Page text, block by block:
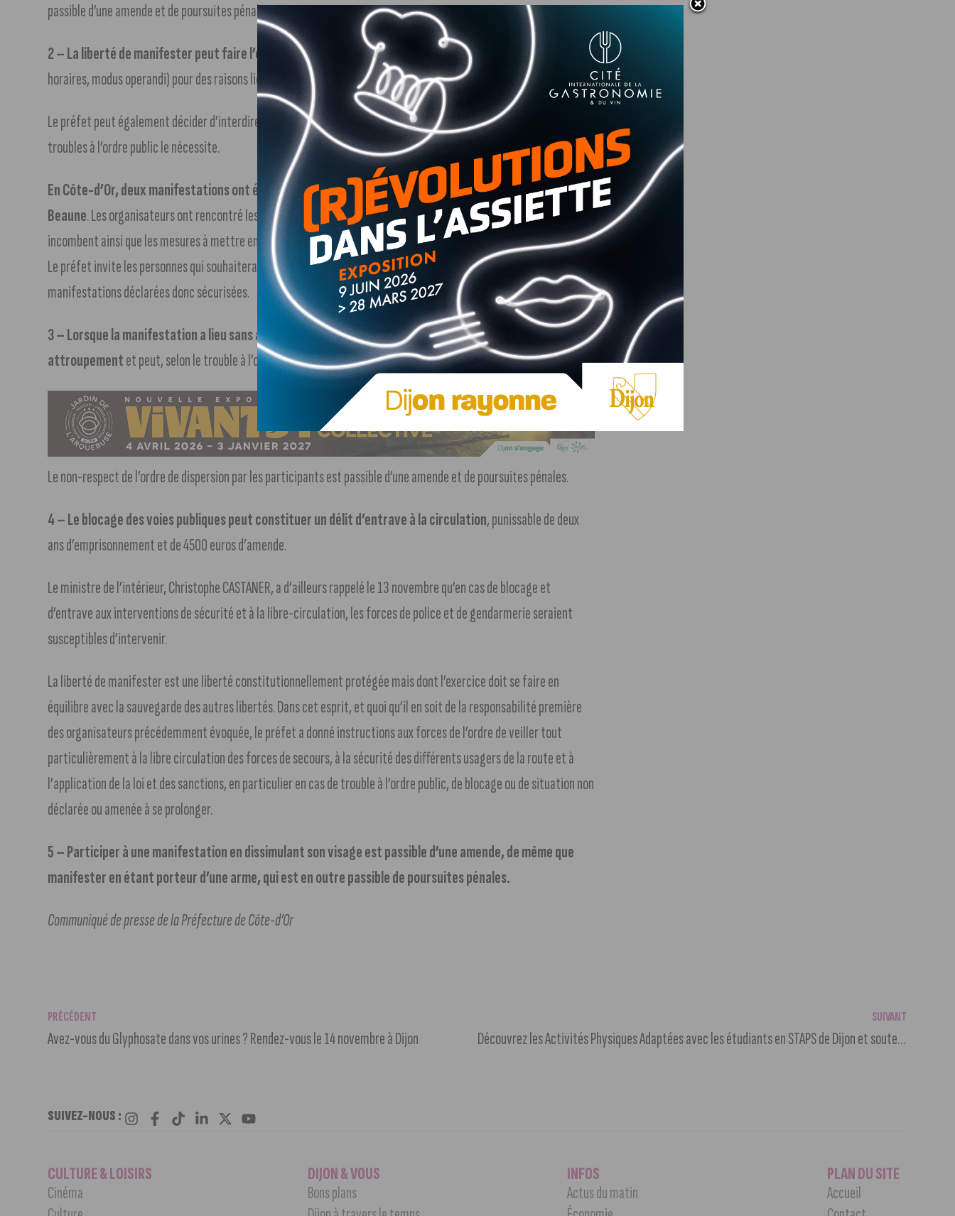
passible d’une amende et de poursuites pénales.
2 – La liberté de manifester peut faire l’objet d’un encadrement par les autorités publiques
(lieux,
horaires, modus operandi) pour des raisons liées au risque de troubles à l’ordre public.
Le préfet peut également décider d’interdire une manifestation ou de demander sa dispersion si le risque de
troubles à l’ordre public le nécessite.
En Côte-d’Or, deux manifestations ont été déclarées et autorisées : celle de Dijon(rocade) et celle de
Beaune. Les organisateurs ont rencontré les autorités préfectorales et connaissent les responsabilités qui leur
incombent ainsi que les mesures à mettre en place pour assurer la sécurité des personnes et des biens.
Le préfet invite les personnes qui souhaiteraient participer à ce mouvement à le faire dans le cadre de ces
manifestations déclarées donc sécurisées.
3 – Lorsque la manifestation a lieu sans avoir été déclarée ou après avoir été interdite, elle devient un
attroupementet peut, selon le trouble à l’ordre public qu’elle crée, faire l’objet d’un ordre de dispersion.
Le non-respect de l’ordre de dispersion par les participants est passible d’une amende et de poursuites pénales.
4 – Le blocage des voies publiques peut constituer un délit d’entrave à la circulation, punissable de deux
ans d’emprisonnement et de 4500 euros d’amende.
Le ministre de l’intérieur, Christophe CASTANER, a d’ailleurs rappelé le 13 novembre qu’en cas de blocage et
d’entrave aux interventions de sécurité et à la libre-circulation, les forces de police et de gendarmerie seraient
susceptibles d’intervenir.
La liberté de manifester est une liberté constitutionnellement protégée mais dont l’exercice doit se faire en
équilibre avec la sauvegarde des autres libertés. Dans cet esprit, et quoi qu’il en soit de la responsabilité première
des organisateurs précédemment évoquée, le préfet a donné instructions aux forces de l’ordre de veiller tout
particulièrement à la libre circulation des forces de secours, à la sécurité des différents usagers de la route et à
l’application de la loi et des sanctions, en particulier en cas de trouble à l’ordre public, de blocage ou de situation non
déclarée ou amenée à se prolonger.
5 – Participer à une manifestation en dissimulant son visage est passible d’une amende, de même que
manifester en étant porteur d’une arme, qui est en outre passible de poursuites pénales.
Communiqué de presse de la Préfecture de Côte-d’Or
PRÉCÉDENT
Avez-vous du Glyphosate dans vos urines ? Rendez-vous le 14 novembre à Dijon
SUIVANT
Découvrez les Activités Physiques Adaptées avec les étudiants en STAPS de Dijon et soutenez le Téléthon
SUIVEZ-NOUS :
CULTURE & LOISIRS
Cinéma
DIJON & VOUS
Bons plans
INFOS
Actus du matin
PLAN DU SITE
Accueil